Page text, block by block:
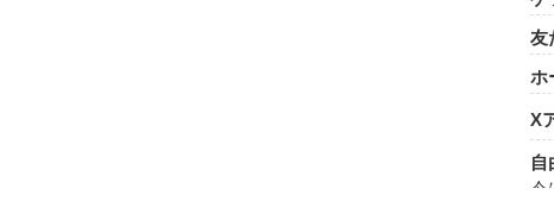
友
ホ
X
自